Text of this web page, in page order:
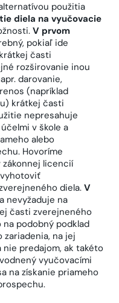
použitia
diela na vyučovacie
V prvom
pokiaľ ide
časti
rozširovanie inou
darovanie,
(napríklad
krátkej časti
nepresahuje
v škole a
alebo
Hovoríme
licencií
diela. V
nevyžaduje na
časti zverejneného
podobný podklad
na jej
predajom, ak takéto
vyučovacími
na získanie priameho